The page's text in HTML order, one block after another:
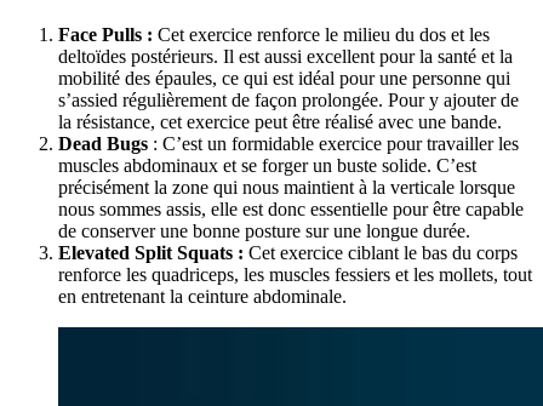
Face Pulls : Cet exercice renforce le milieu du dos et les
deltoïdes postérieurs. Il est aussi excellent pour la santé et la
mobilité des épaules, ce qui est idéal pour une personne qui
s’assied régulièrement de façon prolongée. Pour y ajouter de
la résistance, cet exercice peut être réalisé avec une bande.
Dead Bugs : C’est un formidable exercice pour travailler les
muscles abdominaux et se forger un buste solide. C’est
précisément la zone qui nous maintient à la verticale lorsque
nous sommes assis, elle est donc essentielle pour être capable
de conserver une bonne posture sur une longue durée.
Elevated Split Squats : Cet exercice ciblant le bas du corps
renforce les quadriceps, les muscles fessiers et les mollets, tout
en entretenant la ceinture abdominale.